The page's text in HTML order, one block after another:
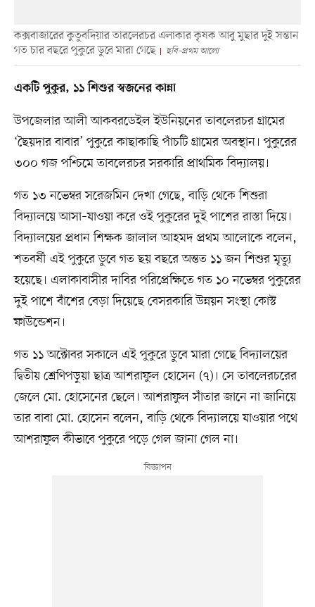
কক্সবাজারের কুতুবদিয়ার তারলেরচর এলাকার কৃষক আবু মুছার দুই সন্তান
গত চার বছরে পুকুরে ডুবে মারা গেছে
ছবি-প্রথম আলো
একটি পুকুর, ১১ শিশুর স্বজনের কান্না
উপজেলার আলী আকবরডেইল ইউনিয়নের তাবলেরচর গ্রামের
‘ছৈয়দার বাবার’ পুকুরে কাছাকাছি পাঁচটি গ্রামের অবস্থান। পুকুরের
৩০০ গজ পশ্চিমে তাবলেরচর সরকারি প্রাথমিক বিদ্যালয়।
গত ১৩ নভেম্বর সরেজমিন দেখা গেছে, বাড়ি থেকে শিশুরা
বিদ্যালয়ে আসা–যাওয়া করে ওই পুকুরের দুই পাশের রাস্তা দিয়ে।
বিদ্যালয়ের প্রধান শিক্ষক জালাল আহমদ প্রথম আলোকে বলেন,
শতবর্ষী এই পুকুরে ডুবে গত ছয় বছরে অন্তত ১১ জন শিশুর মৃত্যু
হয়েছে। এলাকাবাসীর দাবির পরিপ্রেক্ষিতে গত ১০ নভেম্বর পুকুরের
দুই পাশে বাঁশের বেড়া দিয়েছে বেসরকারি উন্নয়ন সংস্থা কোস্ট
ফাউন্ডেশন।
গত ১১ অক্টোবর সকালে এই পুকুরে ডুবে মারা গেছে বিদ্যালয়ের
দ্বিতীয় শ্রেণিপড়ুয়া ছাত্র আশরাফুল হোসেন (৭)। সে তাবলেরচরের
জেলে মো. হোসেনের ছেলে। আশরাফুল সাঁতার জানে না জানিয়ে
তার বাবা মো. হোসেন বলেন, বাড়ি থেকে বিদ্যালয়ে যাওয়ার পথে
আশরাফুল কীভাবে পুকুরে পড়ে গেল জানা গেল না।